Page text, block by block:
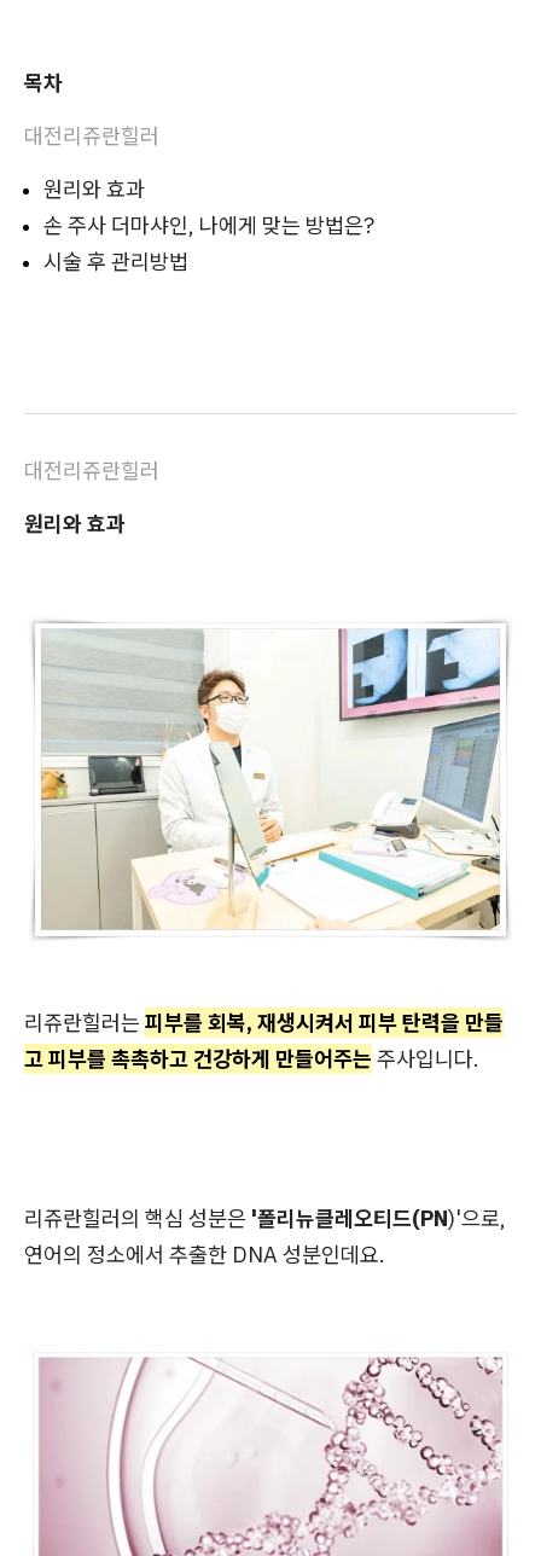
목차
대전리쥬란힐러
원리와 효과
손 주사 더마샤인, 나에게 맞는 방법은?
시술 후 관리방법
대전리쥬란힐러
원리와 효과
리쥬란힐러는 피부를 회복, 재생시켜서 피부 탄력을 만들
고 피부를 촉촉하고 건강하게 만들어주는 주사입니다.
리쥬란힐러의 핵심 성분은 '폴리뉴클레오티드(PN)'으로,
연어의 정소에서 추출한 DNA 성분인데요.